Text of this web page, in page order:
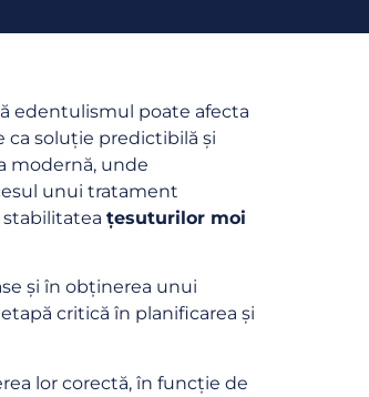
edentulismul poate afecta
soluție predictibilă și
modernă, unde
unui tratament
stabilitatea țesuturilor moi
și în obținerea unui
critică în planificarea și
lor corectă, în funcție de